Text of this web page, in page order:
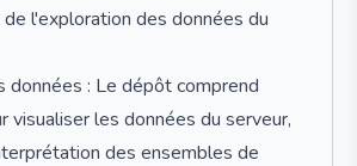
l'exploration des données du
données : Le dépôt comprend
visualiser les données du serveur,
des ensembles de